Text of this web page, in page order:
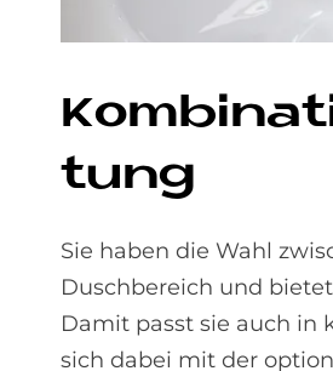
tung
Sie haben die Wahl
Duschbereich und
Damit passt sie auch in
sich dabei mit der